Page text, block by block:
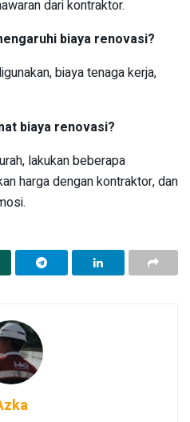
dari kontraktor.
biaya renovasi?
biaya tenaga kerja,
biaya renovasi?
lakukan beberapa
harga dengan kontraktor, dan